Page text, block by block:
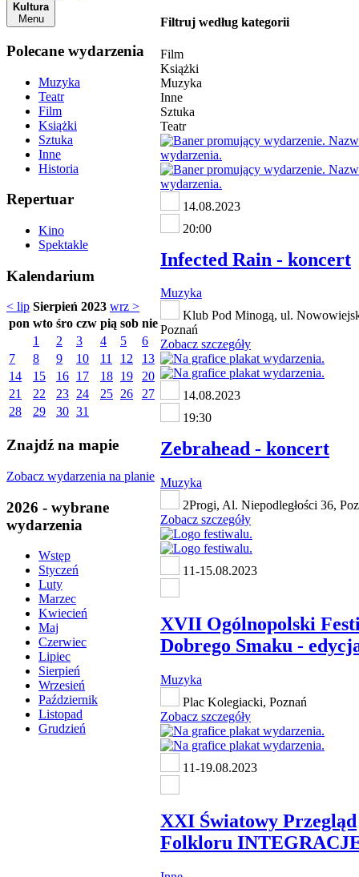
Kultura
Menu
Polecane wydarzenia
Muzyka
Teatr
Film
Książki
Sztuka
Inne
Historia
Repertuar
Kino
Spektakle
Kalendarium
< lip Sierpień 2023 wrz >
pon wto śro czw pią sob nie
1
2 3 4 5
6
7
8 9 10 11 12
13
14
15 16 17 18 19
20
21
22 23 24 25 26
27
28
29 30 31
Znajdź na mapie
Zobacz wydarzenia na planie
2026 - wybrane
wydarzenia
Wstęp
Styczeń
Luty
Marzec
Kwiecień
Maj
Czerwiec
Lipiec
Sierpień
Wrzesień
Październik
Listopad
Grudzień
Filtruj według kategorii
Film
Książki
Muzyka
Inne
Sztuka
Teatr
14.08.2023
20:00
Infected Rain - koncert
Muzyka
Klub Pod Minogą, ul.
Poznań
Zobacz szczegóły
14.08.2023
19:30
Zebrahead - koncert
Muzyka
2Progi, Al. Niepodległości 36,
Zobacz szczegóły
11-15.08.2023
XVII Ogólnopolski
Dobrego Smaku -
Muzyka
Plac Kolegiacki, Poznań
Zobacz szczegóły
11-19.08.2023
XXI Światowy Przegląd
Folkloru